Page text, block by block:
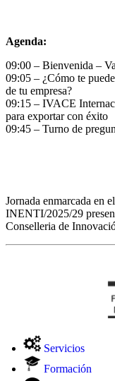
Agenda:
09:00 – Bienvenida –
09:05 – ¿Cómo te
de tu empresa?
09:15 – IVACE
para exportar con éxito
09:45 – Turno de
Jornada enmarcada en
INENTI/2025/29
Conselleria de
Servicios
Formación